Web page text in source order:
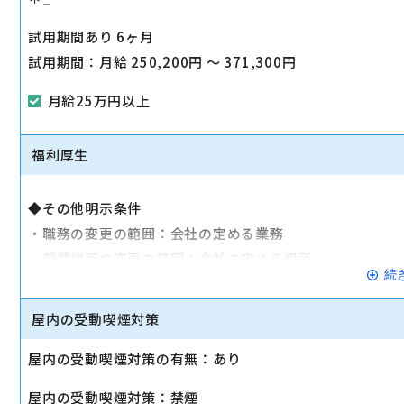
試用期間あり 6ヶ月
試用期間：月給 250,200円 〜 371,300円
月給25万円以上
福利厚生
◆その他明示条件
・職務の変更の範囲：会社の定める業務
・就業場所の変更の範囲：会社の定める場所
◆厚生年金
◆労働災害補償保険（労災）
続
屋内の受動喫煙対策
屋内の受動喫煙対策の有無：あり
屋内の受動喫煙対策：禁煙